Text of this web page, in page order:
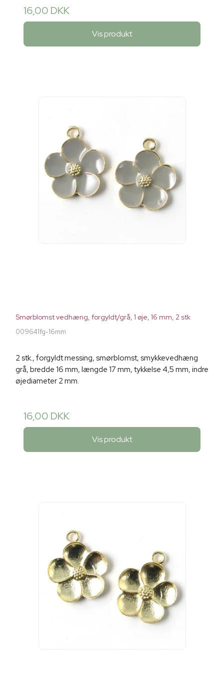
16,00 DKK
Vis produkt
Smørblomst vedhæng, forgyldt/grå, 1 øje, 16 mm, 2 stk
009641fg-16mm
2 stk., forgyldt messing, smørblomst, smykkevedhæng
grå, bredde 16 mm, længde 17 mm, tykkelse 4,5 mm, indre
øjediameter 2 mm.
16,00 DKK
Vis produkt